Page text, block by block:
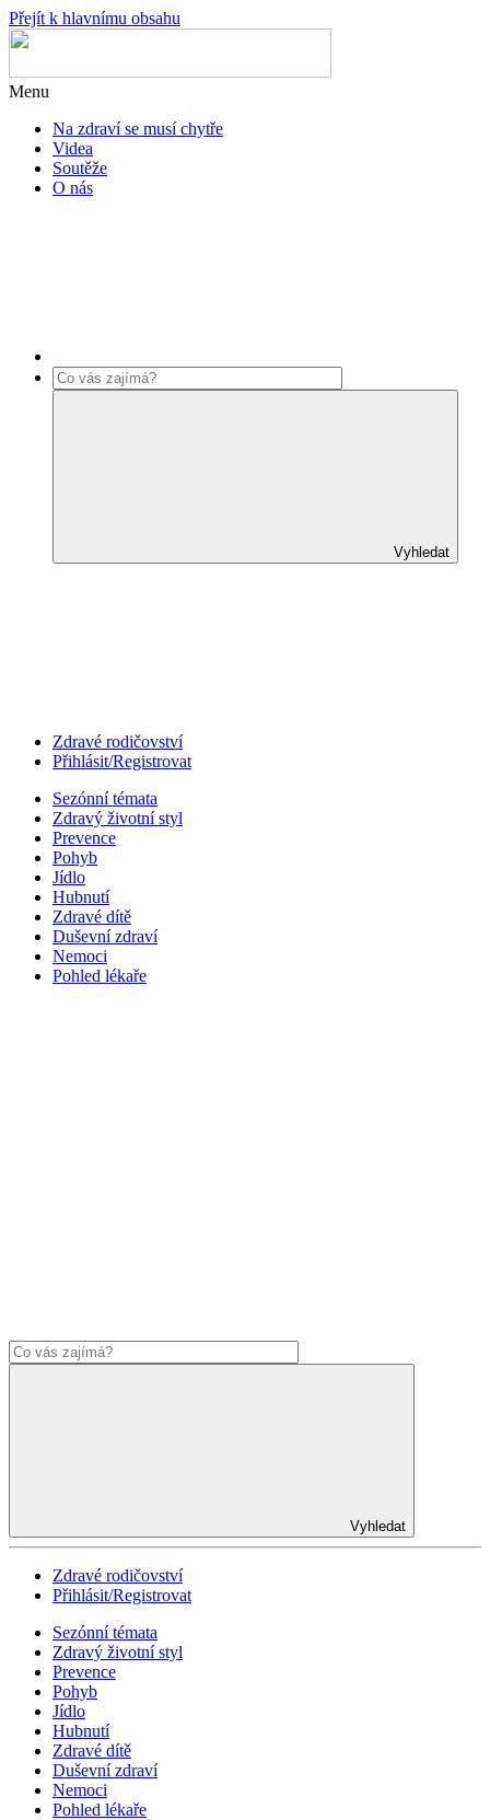
Přejít k hlavnímu obsahu
Menu
Na zdraví se musí chytře
Videa
Soutěže
O nás
Vyhledat
Zdravé rodičovství
Přihlásit/Registrovat
Sezónní témata
Zdravý životní styl
Prevence
Pohyb
Jídlo
Hubnutí
Zdravé dítě
Duševní zdraví
Nemoci
Pohled lékaře
Vyhledat
Zdravé rodičovství
Přihlásit/Registrovat
Sezónní témata
Zdravý životní styl
Prevence
Pohyb
Jídlo
Hubnutí
Zdravé dítě
Duševní zdraví
Nemoci
Pohled lékaře